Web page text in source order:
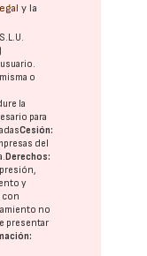
y la
o
la
para
Cesión:
del
Derechos:
y
con
no
presentar